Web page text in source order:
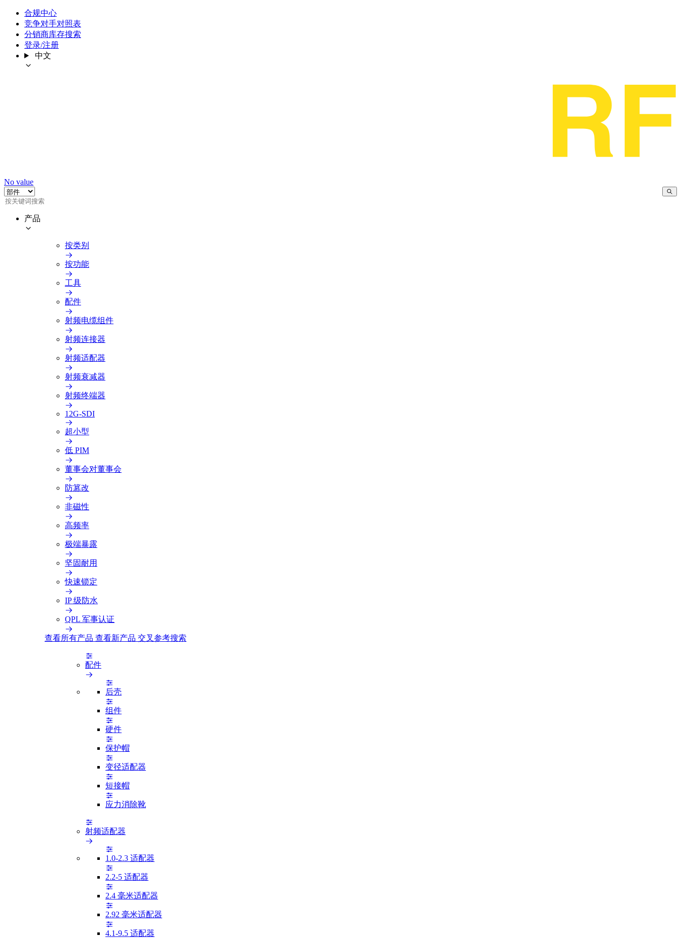
合规中心
竞争对手对照表
分销商库存搜索
登录/注册
中文
No value
产品
按类别
按功能
工具
配件
射频电缆组件
射频连接器
射频适配器
射频衰减器
射频终端器
12G-SDI
超小型
低 PIM
董事会对董事会
防篡改
非磁性
高频率
极端暴露
坚固耐用
快速锁定
IP 级防水
QPL 军事认证
查看所有产品 查看新产品 交叉参考搜索
配件
后壳
组件
硬件
保护帽
变径适配器
短接帽
应力消除靴
射频适配器
1.0-2.3 适配器
2.2-5 适配器
2.4 毫米适配器
2.92 毫米适配器
4.1-9.5 适配器